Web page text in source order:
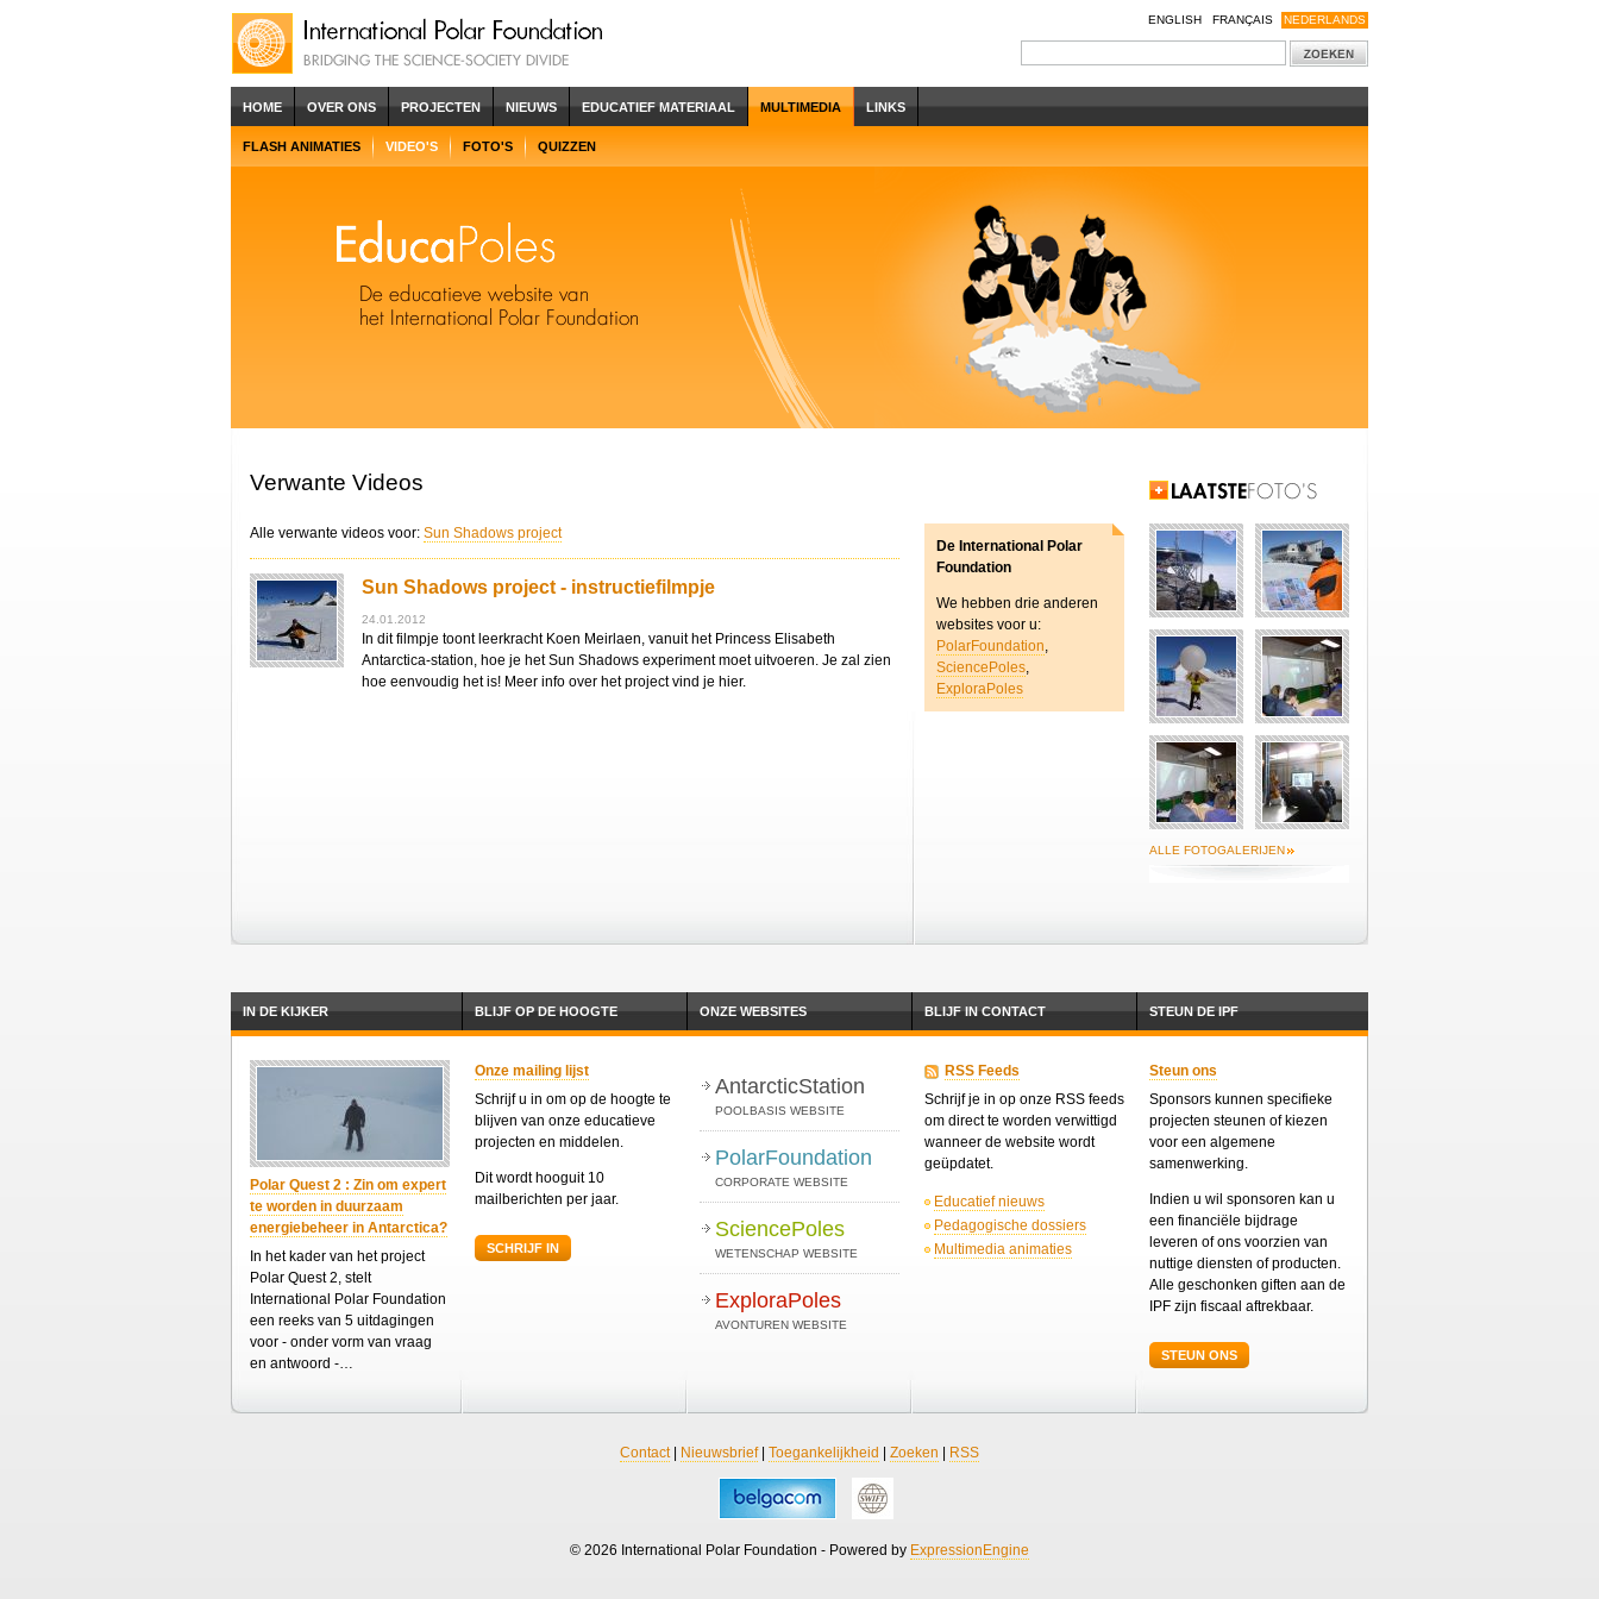
ENGLISH FRANÇAIS NEDERLANDS
HOME OVER ONS PROJECTEN NIEUWS EDUCATIEF MATERIAAL MULTIMEDIA LINKS
FLASH ANIMATIES VIDEO'S FOTO'S QUIZZEN
Verwante Videos
Alle verwante videos voor: Sun Shadows project
Sun Shadows project - instructiefilmpje
24.01.2012
In dit filmpje toont leerkracht Koen Meirlaen, vanuit het Princess Elisabeth
Antarctica-station, hoe je het Sun Shadows experiment moet uitvoeren. Je zal zien
hoe eenvoudig het is! Meer info over het project vind je hier.
De International Polar
Foundation
We hebben drie anderen
websites voor u:
PolarFoundation,
SciencePoles,
ExploraPoles
Laatste Foto's
ALLE FOTOGALERIJEN
IN DE KIJKER
Polar Quest 2 : Zin om expert
te worden in duurzaam
energiebeheer in Antarctica?
In het kader van het project
Polar Quest 2, stelt
International Polar Foundation
een reeks van 5 uitdagingen
voor - onder vorm van vraag
en antwoord -…
BLIJF OP DE HOOGTE
Onze mailing lijst
Schrijf u in om op de hoogte te
blijven van onze educatieve
projecten en middelen.
Dit wordt hooguit 10
mailberichten per jaar.
SCHRIJF IN
ONZE WEBSITES
AntarcticStation
POOLBASIS WEBSITE
PolarFoundation
CORPORATE WEBSITE
SciencePoles
WETENSCHAP WEBSITE
ExploraPoles
AVONTUREN WEBSITE
BLIJF IN CONTACT
RSS Feeds
Schrijf je in op onze RSS feeds
om direct te worden verwittigd
wanneer de website wordt
geüpdatet.
Educatief nieuws
Pedagogische dossiers
Multimedia animaties
STEUN DE IPF
Steun ons
Sponsors kunnen specifieke
projecten steunen of kiezen
voor een algemene
samenwerking.
Indien u wil sponsoren kan u
een financiële bijdrage
leveren of ons voorzien van
nuttige diensten of producten.
Alle geschonken giften aan de
IPF zijn fiscaal aftrekbaar.
STEUN ONS
Contact| Nieuwsbrief| Toegankelijkheid Zoeken RSS
© 2026 International Polar Foundation - Powered by ExpressionEngine